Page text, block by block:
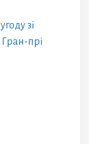
зі
прі